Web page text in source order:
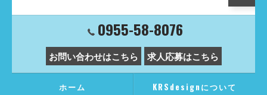
0955-58-8076
お問い合わせはこちら 求人応募はこちら
ホーム KRSdesignについて